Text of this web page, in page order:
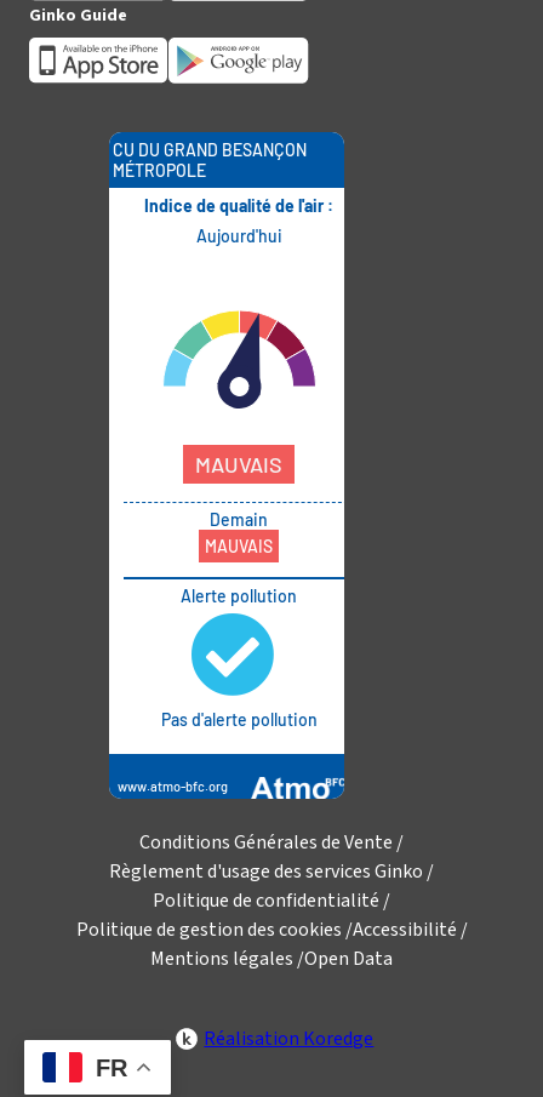
FR
Ginko Guide
Conditions Générales de Vente
Règlement d'usage des services Ginko
Politique de confidentialité
Politique de gestion des cookies Accessibilité
Mentions légales Open Data
Réalisation Koredge